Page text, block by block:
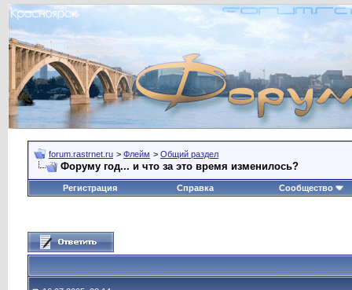
forum.rastrnet.ru > Флейм > Общий раздел
Форуму год... и что за это время изменилось?
Регистрация Справка Сообщество